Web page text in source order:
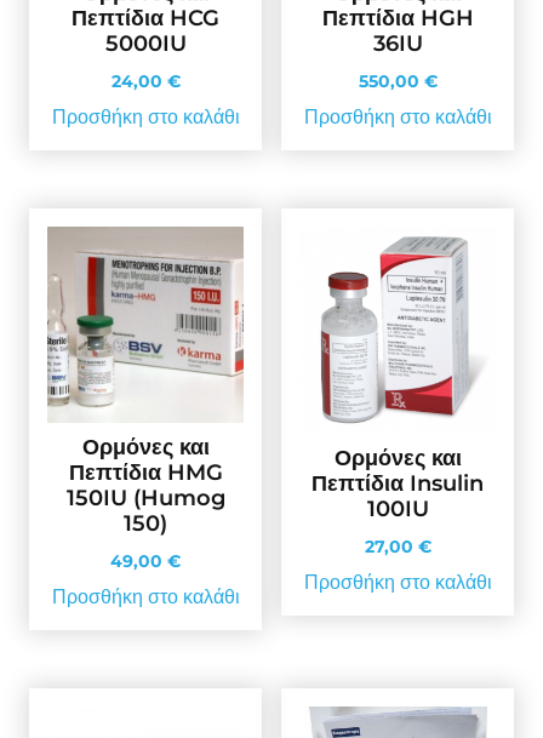
Πεπτίδια HCG
5000IU
24,00 €
Προσθήκη στο καλάθι
Πεπτίδια HGH
36IU
550,00 €
Προσθήκη στο καλάθι
Ορμόνες και
Πεπτίδια HMG
150IU (Humog
150)
49,00 €
Προσθήκη στο καλάθι
Ορμόνες και
Πεπτίδια Insulin
100IU
27,00 €
Προσθήκη στο καλάθι